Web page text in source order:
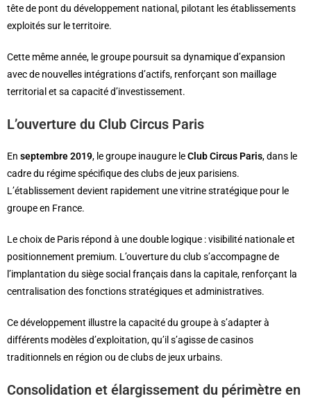
tête de pont du développement national, pilotant les établissements
exploités sur le territoire.
Cette même année, le groupe poursuit sa dynamique d’expansion
avec de nouvelles intégrations d’actifs, renforçant son maillage
territorial et sa capacité d’investissement.
L’ouverture du Club Circus Paris
En septembre 2019, le groupe inaugure leClub Circus Paris, dans le
cadre du régime spécifique des clubs de jeux parisiens.
L’établissement devient rapidement une vitrine stratégique pour le
groupe en France.
Le choix de Paris répond à une double logique : visibilité nationale et
positionnement premium. L’ouverture du club s’accompagne de
l’implantation du siège social français dans la capitale, renforçant la
centralisation des fonctions stratégiques et administratives.
Ce développement illustre la capacité du groupe à s’adapter à
différents modèles d’exploitation, qu’il s’agisse de casinos
traditionnels en région ou de clubs de jeux urbains.
Consolidation et élargissement du périmètre en